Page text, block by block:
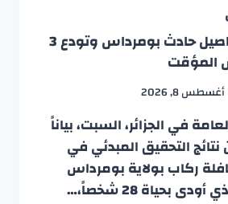
الجزائر تعلن تفاصيل حادث بومرداس وتودع 3
المؤقت
أغسطس 8, 2026
في الجزائر، السبت، بياناً
التحقيق المبدئي في
ركاب بولاية بومرداس
بحياة 28 شخصاً،…